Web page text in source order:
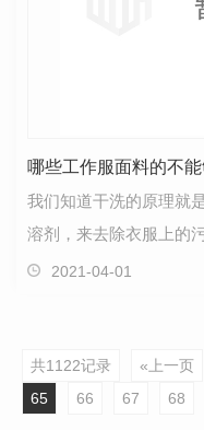
哪些工作服面料的不能
我们知道干洗的原理就
溶剂，来去除衣服上的
制服，那么就喜欢用干
2021-04-01
共1122记录 «上一页
65
66 67 68